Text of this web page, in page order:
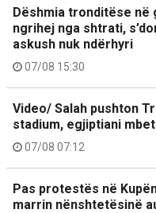
Dëshmia tronditëse në
ngrihej nga shtrati,
askush nuk ndërhyri
07/08 15:30
Video/ Salah pushton
stadium, egjiptiani
07/08 07:12
Pas protestës në
marrin nënshtetësinë